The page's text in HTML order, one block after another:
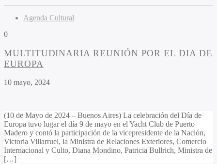
Agenda Cultural
0
MULTITUDINARIA REUNIÓN POR EL DIA DE
EUROPA
10 mayo, 2024
(10 de Mayo de 2024 – Buenos Aires) La celebración del Día de
Europa tuvo lugar el día 9 de mayo en el Yacht Club de Puerto
Madero y contó la participación de la vicepresidente de la Nación,
Victoria Villarruel, la Ministra de Relaciones Exteriores, Comercio
Internacional y Culto, Diana Mondino, Patricia Bullrich, Ministra de
[…]